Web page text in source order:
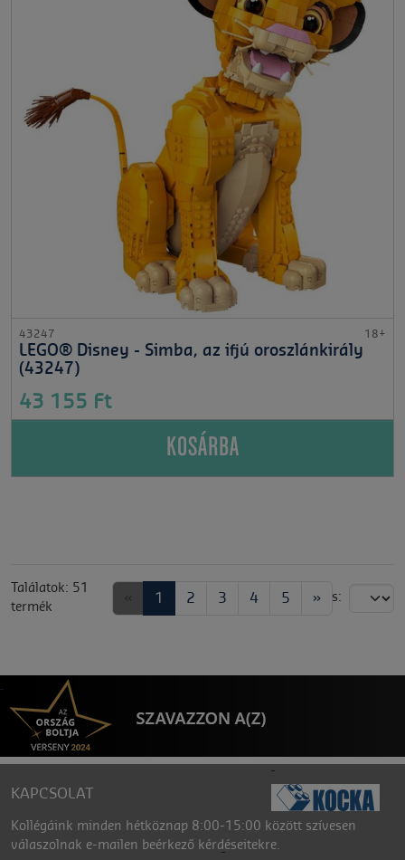
43247 18+
LEGO® Disney - Simba, az ifjú oroszlánkirály
(43247)
43 155 Ft
KOSÁRBA
Találatok: 51
termék
1 2 3 4 5 »
Rendezés:
KAPCSOLAT
Kollégáink minden hétköznap 8:00-15:00 között szívesen
válaszolnak e-mailen beérkező kérdéseitekre.